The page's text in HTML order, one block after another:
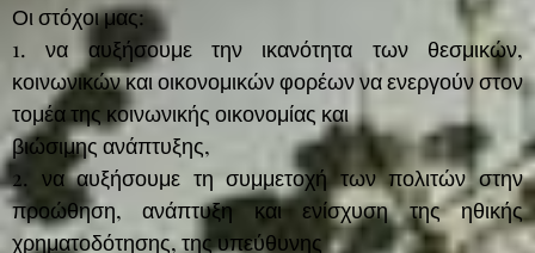
Οι στόχοι μας:
1. να αυξήσουμε την ικανότητα των θεσμικών,
κοινωνικών και οικονομικών φορέων να ενεργούν στον
τομέα της κοινωνικής οικονομίας και
βιώσιμης ανάπτυξης,
2. να αυξήσουμε τη συμμετοχή των πολιτών στην
προώθηση, ανάπτυξη και ενίσχυση της ηθικής
χρηματοδότησης, της υπεύθυνης